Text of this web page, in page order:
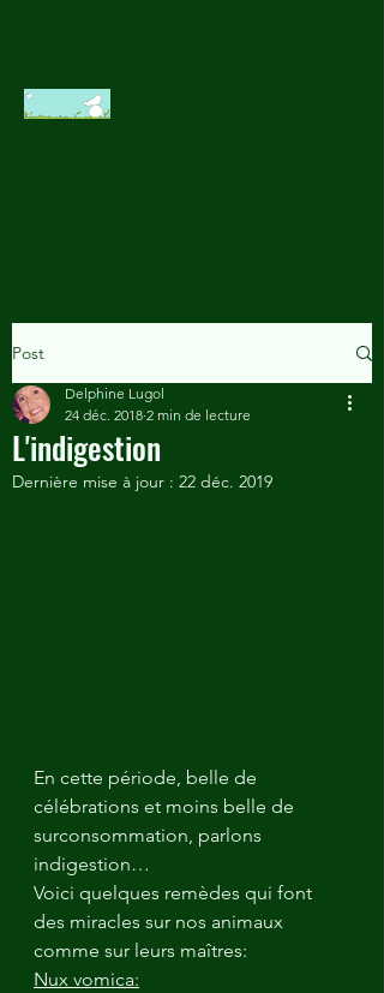
Post
L'indigestion
Delphine Lugol
24 déc. 2018 2 min de lecture
Dernière mise à jour : 22 déc. 2019
En cette période, belle de
célébrations et moins belle de
surconsommation, parlons
indigestion…
Voici quelques remèdes qui font
des miracles sur nos animaux
comme sur leurs maîtres:
Nux vomica: